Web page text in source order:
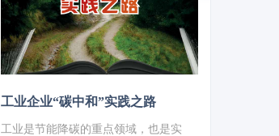
工业企业“碳中和”实践之路
工业是节能降碳的重点领域，也是实